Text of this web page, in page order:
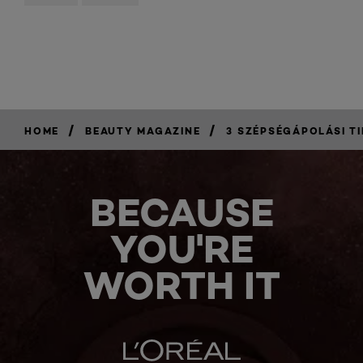
HOME / BEAUTY MAGAZINE / 3 SZÉPSÉGÁPOLÁSI
BECAUSE
YOU'RE
WORTH IT